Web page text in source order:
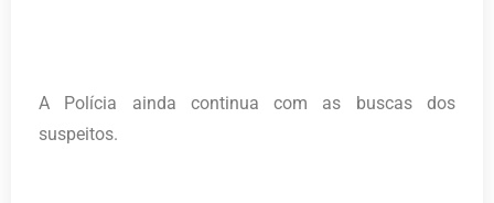
A Polícia ainda continua com as buscas dos
suspeitos.